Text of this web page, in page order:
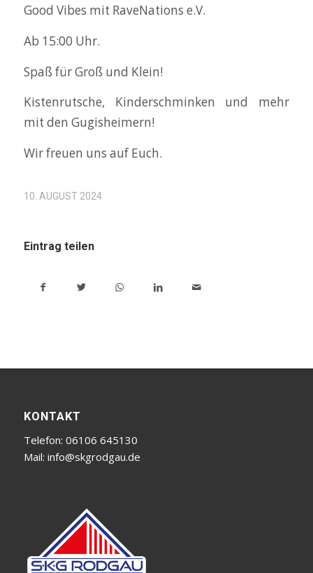
Good Vibes mit RaveNations e.V.
Ab 15:00 Uhr.
Spaß für Groß und Klein!
Kistenrutsche, Kinderschminken und mehr
mit den Gugisheimern!
Wir freuen uns auf Euch.
10. AUGUST 2024
Eintrag teilen
KONTAKT
Telefon: 06106 645130
Mail: info@skgrodgau.de